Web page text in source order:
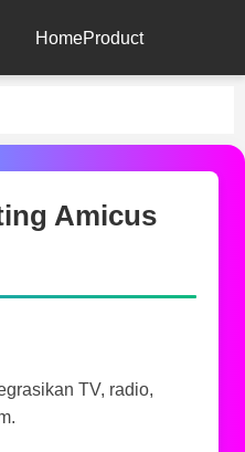
HomeProduct
Amicus
TV, radio,